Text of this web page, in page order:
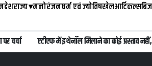
देशराज्य▾मनोरंजनधर्म एवं ज्योतिषखेलआर्टिकल्स
एटीएफ में इथेनॉल मिलाने का कोई प्रस्ताव